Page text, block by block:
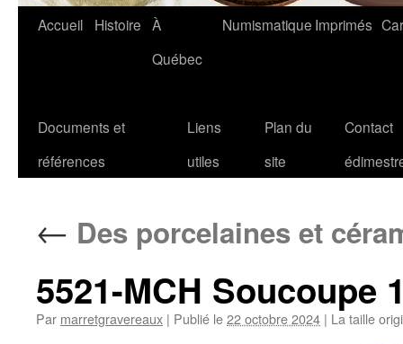
Accueil Histoire À
Québec
Numismatique Imprimés
Documents et
références
Liens
utiles
Plan du
site
Contact
← Des porcelaines et
5521-MCH Soucoupe
Par marretgravereaux | Publié le22 octobre 2024 | La taille